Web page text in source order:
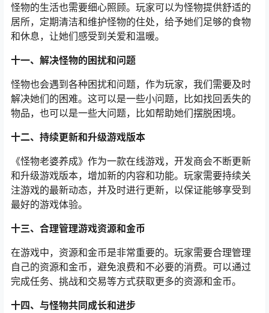
怪物的生活也需要细心照顾。玩家可以为怪物提供舒适的
居所，定期清洁和维护怪物的住处，给予她们足够的食物
和休息，让她们感受到关爱和温暖。
十一、解决怪物的困扰和问题
怪物也会遇到各种困扰和问题，作为玩家，我们需要及时
解决她们的困难。这可以是一些小问题，比如找回丢失的
物品，也可以是一些大问题，比如帮助她们摆脱困境。
十二、持续更新和升级游戏版本
《怪物老婆养成》作为一款在线游戏，开发商会不断更新
和升级游戏版本，增加新的内容和功能。玩家需要持续关
注游戏的最新动态，并及时进行更新，以保证能够享受到
最好的游戏体验。
十三、合理管理游戏资源和金币
在游戏中，资源和金币是非常重要的。玩家需要合理管理
自己的资源和金币，避免浪费和不必要的消费。可以通过
完成任务、挑战和交易等方式获取更多的资源和金币。
十四、与怪物共同成长和进步